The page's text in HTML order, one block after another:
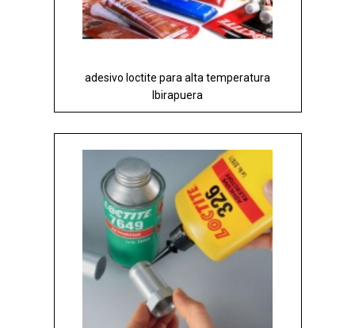
adesivo loctite para alta temperatura
Ibirapuera